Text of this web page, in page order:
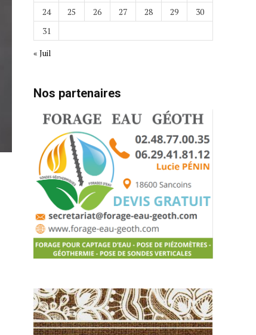
24
25 26 27 28 29
30
31
« Juil
Nos partenaires